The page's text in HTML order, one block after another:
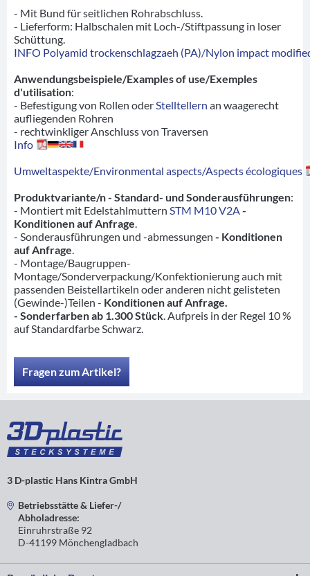
- Mit Bund für seitlichen Rohrabschluss.
- Lieferform: Halbschalen mit Loch-/Stiftpassung in loser
Schüttung.
INFO Polyamid trockenschlagzaeh (PA)/Nylon impact
Anwendungsbeispiele/Examples of use/Exemples
d'utilisation:
- Befestigung von Rollen oder Stelltellern an waagerecht
aufliegenden Rohren
- rechtwinkliger Anschluss von Traversen
Info
Umweltaspekte/Environmental aspects/Aspects écologiques
Produktvariante/n - Standard- und Sonderausführungen:
- Montiert mit Edelstahlmuttern STM M10 V2A -
Konditionen auf Anfrage
- Sonderausführungen und -abmessungen - Konditionen
auf Anfrage
- Montage/Baugruppen-
Montage/Sonderverpackung/Konfektionierung auch mit
passenden Beistellartikeln oder anderen nicht gelisteten
(Gewinde-)Teilen - Konditionen auf Anfrage.
- Sonderfarben ab 1.300 Stück . Aufpreis in der Regel 10 %
auf Standardfarbe Schwarz.
Fragen zum Artikel?
3 D-plastic Hans Kintra GmbH
Betriebsstätte & Liefer-/
Abholadresse:
Einruhrstraße 92
D-41199 Mönchengladbach